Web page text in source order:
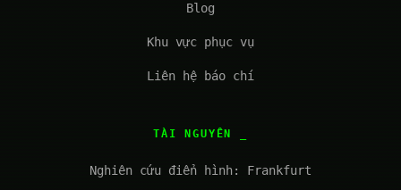
Blog
Khu vực phục vụ
Liên hệ báo chí
TÀI NGUYÊN
Nghiên cứu điển hình: Frankfurt